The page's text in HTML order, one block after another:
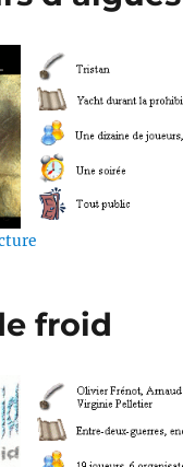
de « Liqueurs
froid